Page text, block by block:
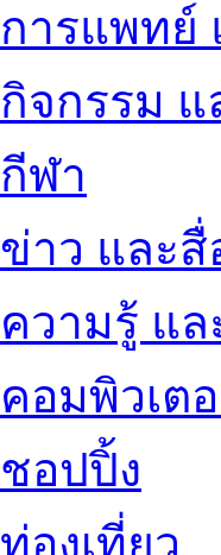
การแพทย์
กิจกรรม
กีฬา
ข่าว และสื่
ความรู้ แ
คอมพิวเต
ชอปปิ้ง
ท่องเที่ยว